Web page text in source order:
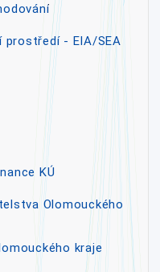
prostředí - EIA/SEA
KÚ
Olomouckého
kraje